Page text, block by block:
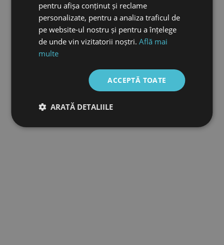
pentru afișa conținut și reclame
personalizate, pentru a analiza traficul de
pe website-ul nostru și pentru a înțelege
de unde vin vizitatorii noștri.Află mai
multe
ACCEPTĂ TOATE
ARATĂ DETALIILE